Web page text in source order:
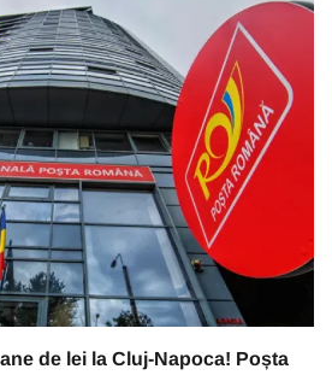
de lei la Cluj-Napoca! Poșta